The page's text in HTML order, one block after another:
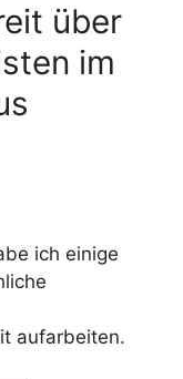
über
im
ich einige
aufarbeiten.